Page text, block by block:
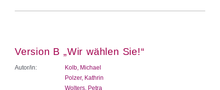
Version B „Wir wählen Sie!“
Autor/in:
Kolb, Michael
Polzer, Kathrin
Wolters, Petra